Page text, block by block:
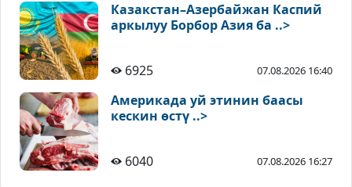
Казакстан–Азербайжан Каспий
аркылуу Борбор Азия ба ..>
6925 07.08.2026 16:40
Америкада уй этинин баасы
кескин өстү ..>
6040 07.08.2026 16:27